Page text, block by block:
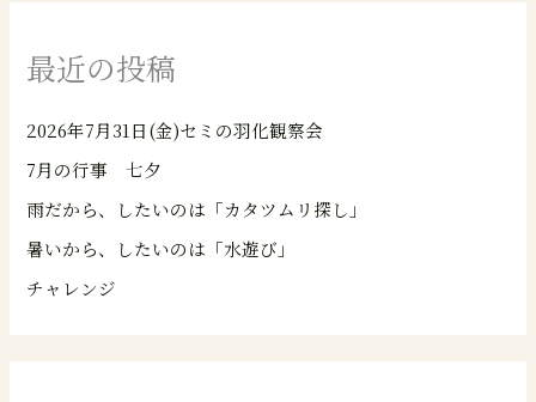
最近の投稿
2026年7月31日(金)セミの羽化観察会
7月の行事 七夕
雨だから、したいのは「カタツムリ探し」
暑いから、したいのは「水遊び」
チャレンジ